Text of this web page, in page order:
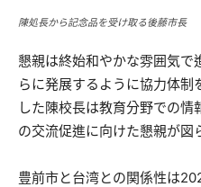
陳処長から記念品を受け取る後藤市長
懇親は終始和やかな雰囲気で
らに発展するように協力体
した陳校長は教育分野での
の交流促進に向けた懇親が図
豊前市と台湾との関係性は